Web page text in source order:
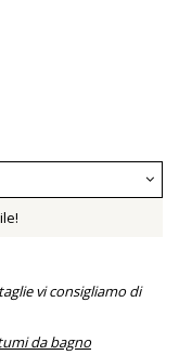
vi consigliamo di
da bagno